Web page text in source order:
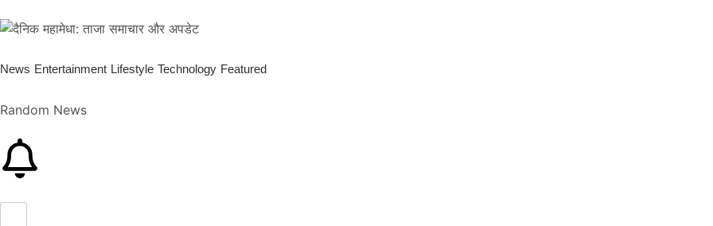
News Entertainment Lifestyle Technology Featured
Random News